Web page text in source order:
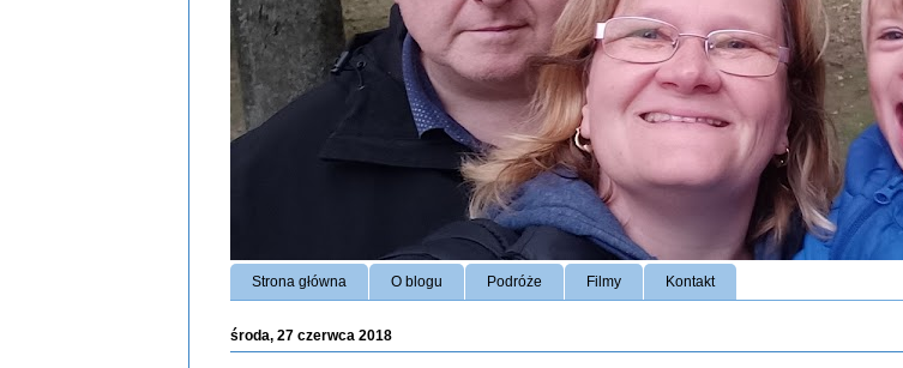
Strona główna O blogu Podróże Filmy Kontakt
środa, 27 czerwca 2018